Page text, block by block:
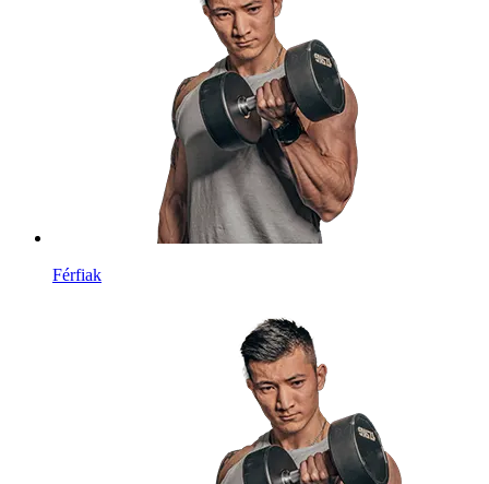
Férfiak